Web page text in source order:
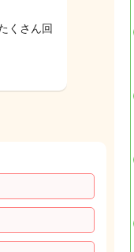
くさん回